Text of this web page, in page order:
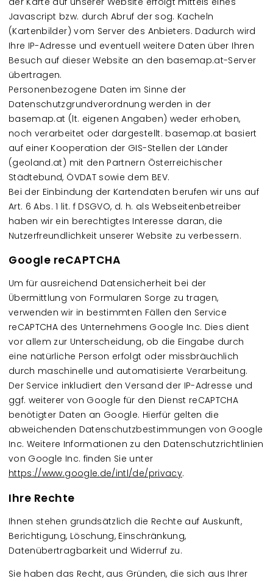
Javascript bzw. durch Abruf der sog. Kacheln
(Kartenbilder) vom Server des Anbieters. Dadurch wird
Ihre IP-Adresse und eventuell weitere Daten über Ihren
Besuch auf dieser Website an den basemap.at-Server
übertragen.
Personenbezogene Daten im Sinne der
Datenschutzgrundverordnung werden in der
basemap.at (lt. eigenen Angaben) weder erhoben,
noch verarbeitet oder dargestellt. basemap.at basiert
auf einer Kooperation der GIS-Stellen der Länder
(geoland.at) mit den Partnern Österreichischer
Städtebund, ÖVDAT sowie dem BEV.
Bei der Einbindung der Kartendaten berufen wir uns auf
Art. 6 Abs. 1 lit. f DSGVO, d. h. als Webseitenbetreiber
haben wir ein berechtigtes Interesse daran, die
Nutzerfreundlichkeit unserer Website zu verbessern.
Google reCAPTCHA
Um für ausreichend Datensicherheit bei der
Übermittlung von Formularen Sorge zu tragen,
verwenden wir in bestimmten Fällen den Service
reCAPTCHA des Unternehmens Google Inc. Dies dient
vor allem zur Unterscheidung, ob die Eingabe durch
eine natürliche Person erfolgt oder missbräuchlich
durch maschinelle und automatisierte Verarbeitung.
Der Service inkludiert den Versand der IP-Adresse und
ggf. weiterer von Google für den Dienst reCAPTCHA
benötigter Daten an Google. Hierfür gelten die
abweichenden Datenschutzbestimmungen von Google
Inc. Weitere Informationen zu den Datenschutzrichtlinien
von Google Inc. finden Sie unter
https://www.google.de/intl/de/privacy.
Ihre Rechte
Ihnen stehen grundsätzlich die Rechte auf Auskunft,
Berichtigung, Löschung, Einschränkung,
Datenübertragbarkeit und Widerruf zu.
Sie haben das Recht, aus Gründen, die sich aus Ihrer